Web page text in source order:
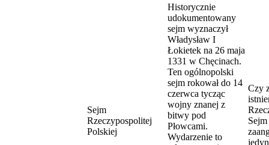
Sejm
Rzeczypospolitej
Polskiej
Historycznie
udokumentowany
sejm wyznaczył
Władysław I
Łokietek na 26 maja
1331 w Chęcinach.
Ten ogólnopolski
sejm rokował do 14
czerwca tycząc
wojny znanej z
bitwy pod
Płowcami.
Wydarzenie to
Czy